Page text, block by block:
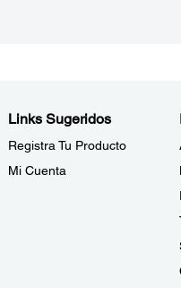
Links Sugeridos
Registra Tu Producto
Mi Cuenta